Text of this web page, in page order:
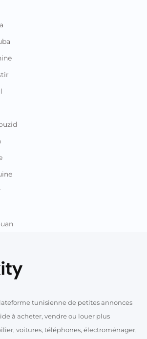
tunisienne de petites annonces
à acheter, vendre ou louer plus
voitures, téléphones, électroménager,